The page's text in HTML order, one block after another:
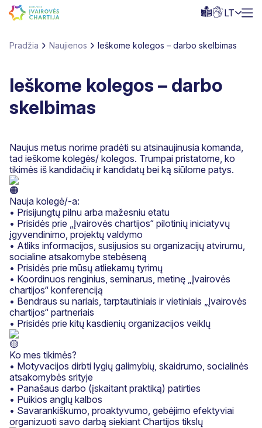
LT
Pradžia Naujienos Ieškome kolegos – darbo skelbimas
Ieškome kolegos – darbo
skelbimas
Naujus metus norime pradėti su atsinaujinusia komanda,
tad ieškome kolegės/ kolegos. Trumpai pristatome, ko
tikimės iš kandidačių ir kandidatų bei ką siūlome patys.
Nauja kolegė/-a:
• Prisijungtų pilnu arba mažesniu etatu
• Prisidės prie „Įvairovės chartijos“ pilotinių iniciatyvų
įgyvendinimo, projektų valdymo
• Atliks informacijos, susijusios su organizacijų atvirumu,
socialine atsakomybe stebėseną
• Prisidės prie mūsų atliekamų tyrimų
• Koordinuos renginius, seminarus, metinę „Įvairovės
chartijos“ konferenciją
• Bendraus su nariais, tarptautiniais ir vietiniais „Įvairovės
chartijos“ partneriais
• Prisidės prie kitų kasdienių organizacijos veiklų
Ko mes tikimės?
• Motyvacijos dirbti lygių galimybių, skaidrumo, socialinės
atsakomybės srityje
• Panašaus darbo (įskaitant praktiką) patirties
• Puikios anglų kalbos
• Savarankiškumo, proaktyvumo, gebėjimo efektyviai
organizuoti savo darbą siekiant Chartijos tikslų